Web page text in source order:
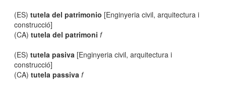
(ES)tutela del patrimonio [Enginyeria civil, arquitectura i
construcció]
(CA)tutela del patrimoni f
(ES)tutela pasiva [Enginyeria civil, arquitectura i
construcció]
(CA)tutela passiva f